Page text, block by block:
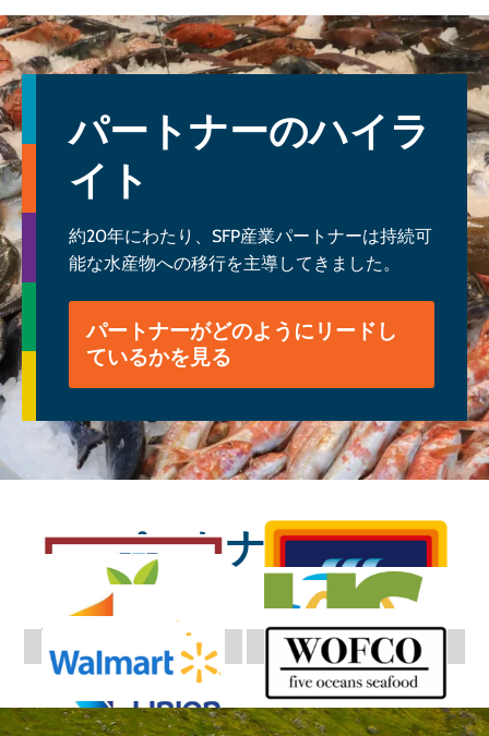
パートナーのハイラ
イト
約20年にわたり、SFP産業パートナーは持続可
能な水産物への移行を主導してきました。
パートナーがどのようにリードし
ているかを見る
パートナー紹介